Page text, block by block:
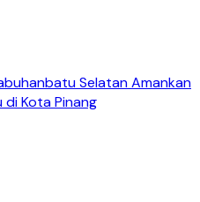
Selatan Amankan
di Kota Pinang